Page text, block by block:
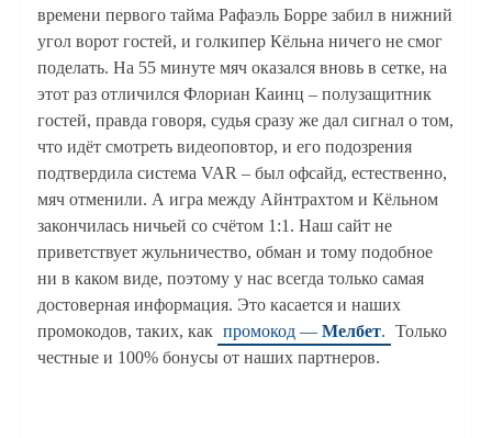
времени первого тайма Рафаэль Борре забил в нижний
угол ворот гостей, и голкипер Кёльна ничего не смог
поделать. На 55 минуте мяч оказался вновь в сетке, на
этот раз отличился Флориан Каинц – полузащитник
гостей, правда говоря, судья сразу же дал сигнал о том,
что идёт смотреть видеоповтор, и его подозрения
подтвердила система VAR – был офсайд, естественно,
мяч отменили. А игра между Айнтрахтом и Кёльном
закончилась ничьей со счётом 1:1. Наш сайт не
приветствует жульничество, обман и тому подобное
ни в каком виде, поэтому у нас всегда только самая
достоверная информация. Это касается и наших
промокодов, таких, как промокод — Мелбет. Только
честные и 100% бонусы от наших партнеров.